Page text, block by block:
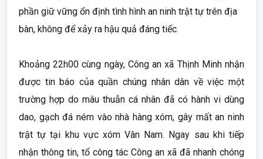
phần giữ vững ổn định tình hình an ninh trật tự trên địa
bàn, không để xảy ra hậu quả đáng tiếc.
Khoảng 22h00 cùng ngày, Công an xã Thịnh Minh nhận
được tin báo của quần chúng nhân dân về việc một
trường hợp do mâu thuẫn cá nhân đã có hành vi dùng
dao, gạch đá ném vào nhà hàng xóm, gây mất an ninh
trật tự tại khu vực xóm Vân Nam. Ngay sau khi tiếp
nhận thông tin, tổ công tác Công an xã đã nhanh chóng